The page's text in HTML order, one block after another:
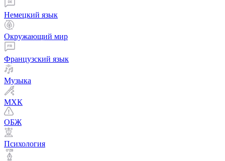
Немецкий язык
Окружающий мир
Французский язык
Музыка
МХК
ОБЖ
Психология